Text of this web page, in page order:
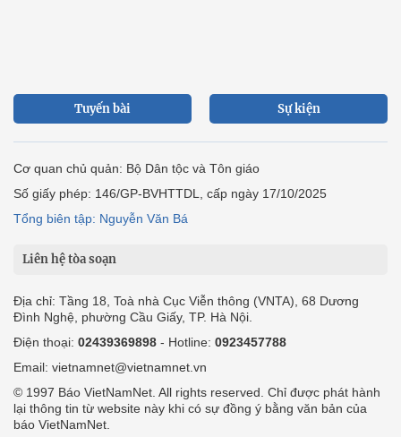
Tuyến bài Sự kiện
Cơ quan chủ quản: Bộ Dân tộc và Tôn giáo
Số giấy phép: 146/GP-BVHTTDL, cấp ngày 17/10/2025
Tổng biên tập: Nguyễn Văn Bá
Liên hệ tòa soạn
Địa chỉ: Tầng 18, Toà nhà Cục Viễn thông (VNTA), 68 Dương
Đình Nghệ, phường Cầu Giấy, TP. Hà Nội.
Điện thoại: 02439369898 - Hotline: 0923457788
Email: vietnamnet@vietnamnet.vn
© 1997 Báo VietNamNet. All rights reserved. Chỉ được phát hành
lại thông tin từ website này khi có sự đồng ý bằng văn bản của
báo VietNamNet.